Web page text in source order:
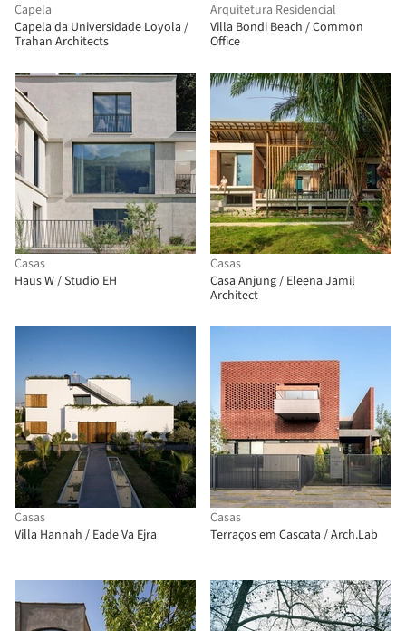
Capela
Capela da Universidade Loyola /
Trahan Architects
Arquitetura Residencial
Villa Bondi Beach / Common
Office
Casas
Haus W / Studio EH
Casas
Casa Anjung / Eleena Jamil
Architect
Casas
Villa Hannah / Eade Va Ejra
Casas
Terraços em Cascata / Arch.Lab